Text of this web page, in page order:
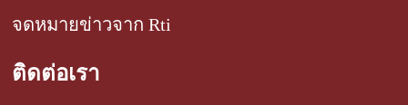
จดหมายข่าวจาก Rti
ติดต่อเรา